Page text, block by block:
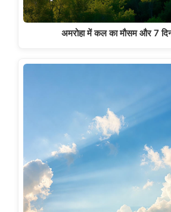
अमरोहा में कल का मौसम और 7